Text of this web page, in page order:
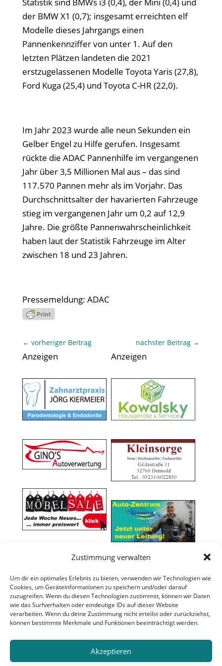
Zustimmung verwalten
Um dir ein optimales Erlebnis zu bieten, verwenden wir Technologien wie
Cookies, um Geräteinformationen zu speichern und/oder darauf
zuzugreifen. Wenn du diesen Technologien zustimmst, können wir Daten
wie das Surfverhalten oder eindeutige IDs auf dieser Website
verarbeiten. Wenn du deine Zustimmung nicht erteilst oder zurückziehst,
können bestimmte Merkmale und Funktionen beeinträchtigt werden.
Akzeptieren
der BMW X1 (0,7); insgesamt erreichten elf
Modelle dieses Jahrgangs einen
Pannenkennziffer von unter 1. Auf den
letzten Plätzen landeten die 2021
erstzugelassenen Modelle Toyota Yaris (27,8),
Ford Kuga (25,4) und Toyota C-HR (22,0).
Im Jahr 2023 wurde alle neun Sekunden ein
Gelber Engel zu Hilfe gerufen. Insgesamt
rückte die ADAC Pannenhilfe im vergangenen
Jahr über 3,5 Millionen Mal aus – das sind
117.570 Pannen mehr als im Vorjahr. Das
Durchschnittsalter der havarierten Fahrzeuge
stieg im vergangenen Jahr um 0,2 auf 12,9
Jahre. Die größte Pannenwahrscheinlichkeit
haben laut der Statistik Fahrzeuge im Alter
zwischen 18 und 23 Jahren.
Pressemeldung: ADAC
← vorheriger Beitrag nächster Beitrag →
Anzeigen Anzeigen